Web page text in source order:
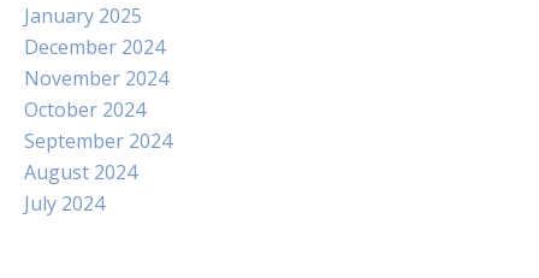
January 2025
December 2024
November 2024
October 2024
September 2024
August 2024
July 2024